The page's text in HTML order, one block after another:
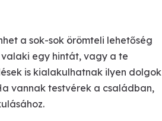
a sok-sok örömteli lehetőség
egy hintát, vagy a te
is kialakulhatnak ilyen dolgok
vannak testvérek a családban,